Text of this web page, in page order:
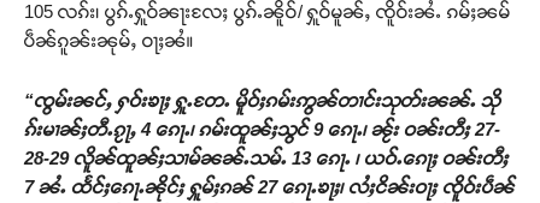
105 လၵ်း၊ ပွၵ်ႉႁူဝ်ၼႃးလႄႈ ပွၵ်ႉၼိူဝ်/ ႁူဝ်မူၼ်ႇ ၸိူဝ်းၼႆႉ ၵမ်ႈၼမ်
ပဵၼ်ၵူၼ်းၼုမ်ႇ ဝႃႈၼႆ။
“ၸွမ်းၼင်ႇ ႁဝ်းၶႃႈ ႁူႉတႄႉ မိူဝ်ႈၵမ်းဢွၼ်တၢင်းသုတ်းၼၼ်ႉ သို
ၵ်းမၢၼ်ႈတီႉၵႂႃႇ 4 ၵေႃႉ၊ ၵမ်းထူၼ်ႈသွင် 9 ၵေႃႉ၊ ၼႂ်း ဝၼ်းတီႈ 27-
28-29 လိူၼ်ထူၼ်ႈသၢမ်ၼၼ်ႉသမ်ႉ 13 ၵေႃႉ ၊ ယဝ်ႉၵေႃႈ ဝၼ်းတီႈ
7 ၼႆႉ ထႅင်ႈၵေႃႉၼိုင်ႈ ႁူမ်ႈၵၼ် 27 ၵေႃႉၶႃႈ၊ လႆႈငိၼ်းဝႃႈ ၸိူဝ်းပဵၼ်